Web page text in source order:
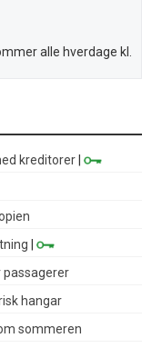
alle hverdage kl.
kreditorer |
|
passagerer
hangar
sommeren